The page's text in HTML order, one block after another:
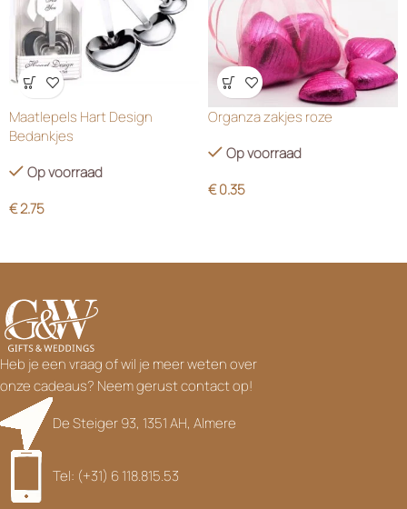
Wensenlijst
Maatlepels Hart Design
Bedankjes
Op voorraad
€2.75
Wensenlijst
Organza zakjes roze
Op voorraad
€0.35
Heb je een vraag of wil je meer weten over
onze cadeaus? Neem gerust contact op!
De Steiger 93, 1351 AH, Almere
Tel: (+31) 6 118.815.53